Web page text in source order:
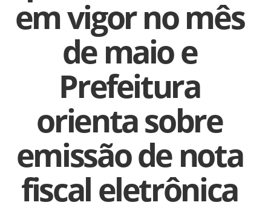
em vigor no mês
de maio e
Prefeitura
orienta sobre
emissão de nota
fiscal eletrônica